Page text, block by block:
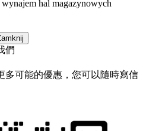
hal magazynowych
們
多可能的優惠，您可以隨時寫信